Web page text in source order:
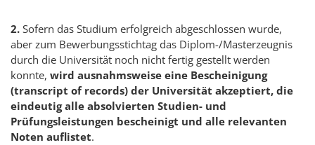
2. Sofern das Studium erfolgreich abgeschlossen wurde,
aber zum Bewerbungsstichtag das Diplom-/Masterzeugnis
durch die Universität noch nicht fertig gestellt werden
konnte, wird ausnahmsweise eine Bescheinigung
(transcript of records) der Universität akzeptiert, die
eindeutig alle absolvierten Studien- und
Prüfungsleistungen bescheinigt und alle relevanten
Noten auflistet.